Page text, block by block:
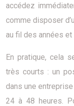
accédez
comme disposer
au fil des années et
En pratique, cela
très courts : un
dans une
24 à 48 heures.